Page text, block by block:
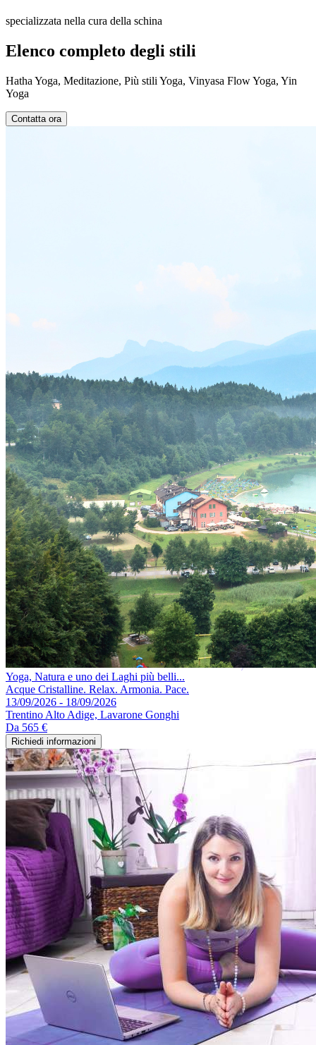
specializzata nella cura della schina
Elenco completo degli stili
Hatha Yoga, Meditazione, Più stili Yoga, Vinyasa Flow Yoga, Yin
Yoga
Contatta ora
Yoga, Natura e uno dei Laghi più belli...
Acque Cristalline. Relax. Armonia. Pace.
13/09/2026 - 18/09/2026
Trentino Alto Adige, Lavarone Gonghi
Da 565 €
Richiedi informazioni